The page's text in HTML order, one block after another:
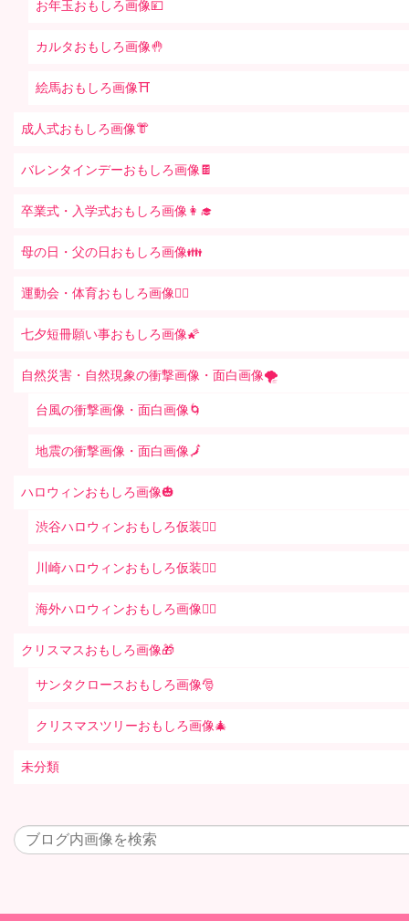
お年玉おもしろ画像💴
カルタおもしろ画像🤚
絵馬おもしろ画像⛩
成人式おもしろ画像👘
バレンタインデーおもしろ画像🍫
卒業式・入学式おもしろ画像👩‍🎓
母の日・父の日おもしろ画像👪
運動会・体育おもしろ画像🤸‍♂️
七夕短冊願い事おもしろ画像🌠
自然災害・自然現象の衝撃画像・面白画像🌪
台風の衝撃画像・面白画像🌀
地震の衝撃画像・面白画像🗾
ハロウィンおもしろ画像🎃
渋谷ハロウィンおもしろ仮装👯‍♂️
川崎ハロウィンおもしろ仮装🧞‍♀️
海外ハロウィンおもしろ画像🧛‍♂️
クリスマスおもしろ画像🎁
サンタクロースおもしろ画像🎅
クリスマスツリーおもしろ画像🎄
未分類